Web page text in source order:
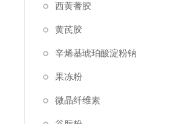
西黄蓍胶
黄芪胶
辛烯基琥珀酸淀粉钠
果冻粉
微晶纤维素